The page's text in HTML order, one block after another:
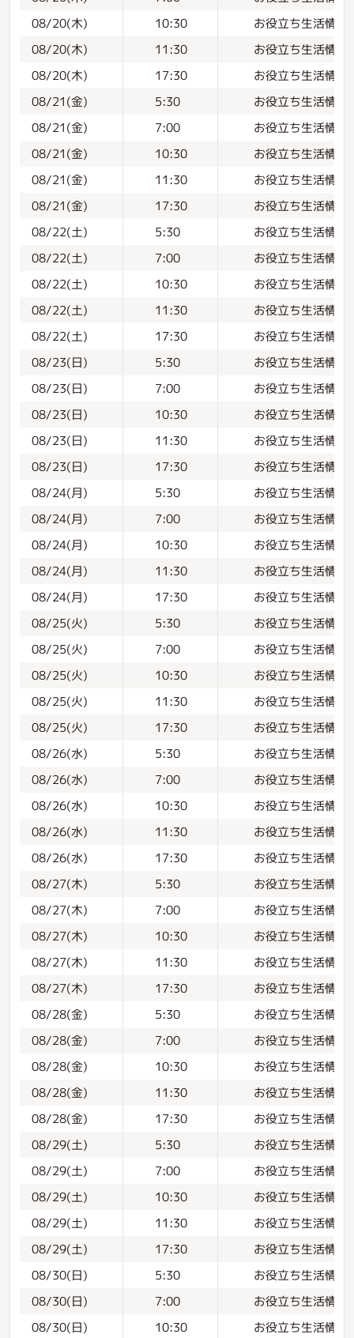
08/20(木) 10:30 お役立ち生活情報
08/20(木) 11:30 お役立ち生活情報
08/20(木) 17:30 お役立ち生活情報
08/21(金) 5:30 お役立ち生活情報
08/21(金) 7:00 お役立ち生活情報
08/21(金) 10:30 お役立ち生活情報
08/21(金) 11:30 お役立ち生活情報
08/21(金) 17:30 お役立ち生活情報
08/22(土) 5:30 お役立ち生活情報
08/22(土) 7:00 お役立ち生活情報
08/22(土) 10:30 お役立ち生活情報
08/22(土) 11:30 お役立ち生活情報
08/22(土) 17:30 お役立ち生活情報
08/23(日) 5:30 お役立ち生活情報
08/23(日) 7:00 お役立ち生活情報
08/23(日) 10:30 お役立ち生活情報
08/23(日) 11:30 お役立ち生活情報
08/23(日) 17:30 お役立ち生活情報
08/24(月) 5:30 お役立ち生活情報
08/24(月) 7:00 お役立ち生活情報
08/24(月) 10:30 お役立ち生活情報
08/24(月) 11:30 お役立ち生活情報
08/24(月) 17:30 お役立ち生活情報
08/25(火) 5:30 お役立ち生活情報
08/25(火) 7:00 お役立ち生活情報
08/25(火) 10:30 お役立ち生活情報
08/25(火) 11:30 お役立ち生活情報
08/25(火) 17:30 お役立ち生活情報
08/26(水) 5:30 お役立ち生活情報
08/26(水) 7:00 お役立ち生活情報
08/26(水) 10:30 お役立ち生活情報
08/26(水) 11:30 お役立ち生活情報
08/26(水) 17:30 お役立ち生活情報
08/27(木) 5:30 お役立ち生活情報
08/27(木) 7:00 お役立ち生活情報
08/27(木) 10:30 お役立ち生活情報
08/27(木) 11:30 お役立ち生活情報
08/27(木) 17:30 お役立ち生活情報
08/28(金) 5:30 お役立ち生活情報
08/28(金) 7:00 お役立ち生活情報
08/28(金) 10:30 お役立ち生活情報
08/28(金) 11:30 お役立ち生活情報
08/28(金) 17:30 お役立ち生活情報
08/29(土) 5:30 お役立ち生活情報
08/29(土) 7:00 お役立ち生活情報
08/29(土) 10:30 お役立ち生活情報
08/29(土) 11:30 お役立ち生活情報
08/29(土) 17:30 お役立ち生活情報
08/30(日) 5:30 お役立ち生活情報
08/30(日) 7:00 お役立ち生活情報
08/30(日) 10:30 お役立ち生活情報